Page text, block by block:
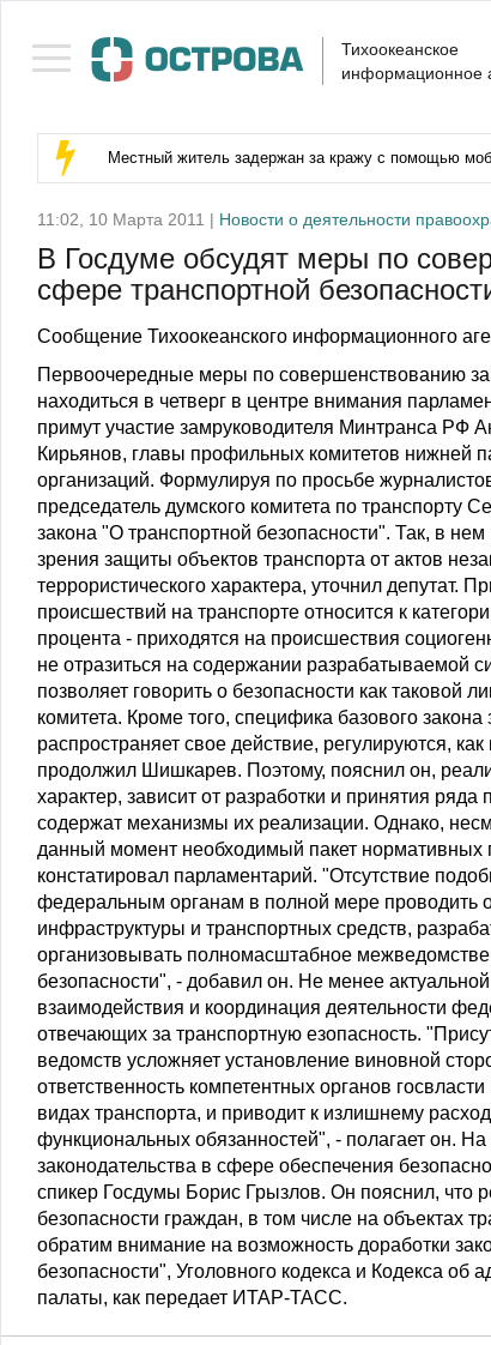
Тихоокеанское
информационное
Местный житель задержан за кражу с помощью
11:02, 10 Марта 2011 | Новости о деятельности
В Госдуме обсудят меры по
сфере транспортной
Сообщение Тихоокеанского информационного
Первоочередные меры по совершенствованию
находиться в четверг в центре внимания
примут участие замруководителя Минтранса РФ
Кирьянов, главы профильных комитетов нижней
организаций. Формулируя по просьбе
председатель думского комитета по транспорту
закона "О транспортной безопасности". Так, в
зрения защиты объектов транспорта от актов
террористического характера, уточнил депутат.
происшествий на транспорте относится к
процента - приходятся на происшествия
не отразиться на содержании разрабатываемой
позволяет говорить о безопасности как таковой
комитета. Кроме того, специфика базового
распространяет свое действие, регулируются,
продолжил Шишкарев. Поэтому, пояснил он,
характер, зависит от разработки и принятия
содержат механизмы их реализации. Однако,
данный момент необходимый пакет
констатировал парламентарий. "Отсутствие
федеральным органам в полной мере проводить
инфраструктуры и транспортных средств,
организовывать полномасштабное
безопасности", - добавил он. Не менее
взаимодействия и координация деятельности
отвечающих за транспортную езопасность.
ведомств усложняет установление виновной
ответственность компетентных органов
видах транспорта, и приводит к излишнему
функциональных обязанностей", - полагает он.
законодательства в сфере обеспечения
спикер Госдумы Борис Грызлов. Он пояснил, что
безопасности граждан, в том числе на объектах
обратим внимание на возможность доработки
безопасности", Уголовного кодекса и Кодекса
палаты, как передает ИТАР-ТАСС.